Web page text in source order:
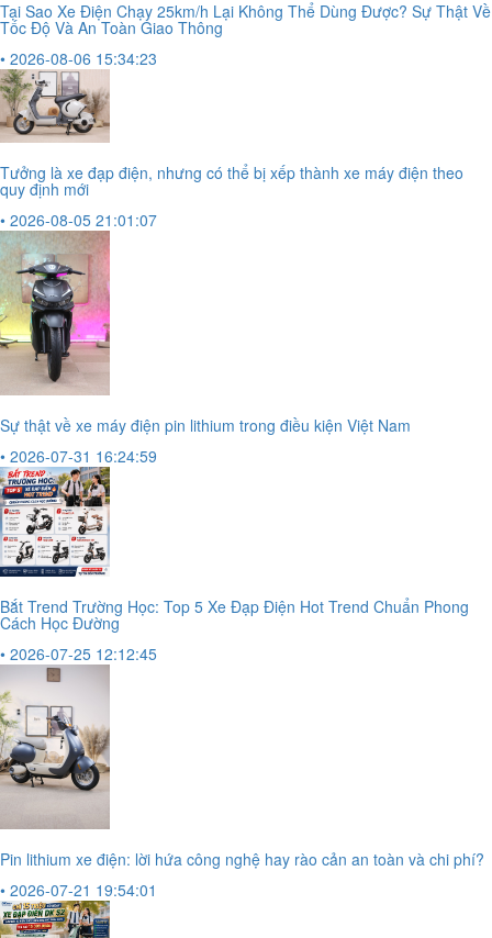
Tại Sao Xe Điện Chạy 25km/h Lại Không Thể Dùng Được? Sự Thật Về
Tốc Độ Và An Toàn Giao Thông
• 2026-08-06 15:34:23
Tưởng là xe đạp điện, nhưng có thể bị xếp thành xe máy điện theo
quy định mới
• 2026-08-05 21:01:07
Sự thật về xe máy điện pin lithium trong điều kiện Việt Nam
• 2026-07-31 16:24:59
Bắt Trend Trường Học: Top 5 Xe Đạp Điện Hot Trend Chuẩn Phong
Cách Học Đường
• 2026-07-25 12:12:45
Pin lithium xe điện: lời hứa công nghệ hay rào cản an toàn và chi phí?
• 2026-07-21 19:54:01